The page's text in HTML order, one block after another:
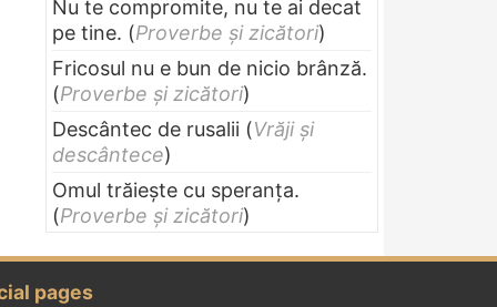
Nu te compromite, nu te ai decat
pe tine. (Proverbe și zicători)
Fricosul nu e bun de nicio brânză.
(Proverbe și zicători)
Descântec de rusalii (Vrăji și
descântece)
Omul trăieşte cu speranţa.
(Proverbe și zicători)
pages